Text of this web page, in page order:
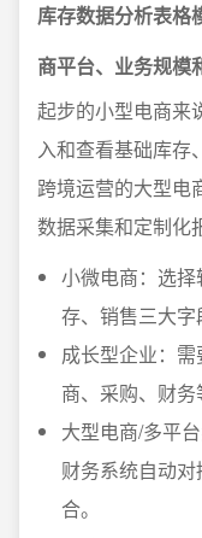
库存数据分析表格
商平台、业务规模
起步的小型电商来
入和查看基础库存
跨境运营的大型电
数据采集和定制化
小微电商：选
存、销售三大字
成长型企业：
商、采购、财务
大型电商/多平
财务系统自动
合。